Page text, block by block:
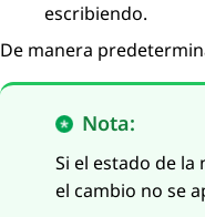
escribiendo.
De manera
Nota:
Si el estado de
el cambio no se